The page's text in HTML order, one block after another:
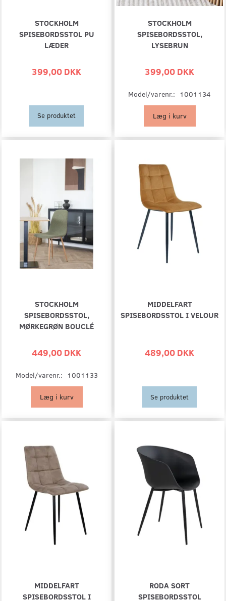
STOCKHOLM
SPISEBORDSSTOL PU
LÆDER
399,00 DKK
Se produktet
STOCKHOLM
SPISEBORDSSTOL,
LYSEBRUN
399,00 DKK
Model/varenr.: 1001134
Læg i kurv
STOCKHOLM
SPISEBORDSSTOL,
MØRKEGRØN BOUCLÉ
449,00 DKK
Model/varenr.: 1001133
Læg i kurv
MIDDELFART
SPISEBORDSSTOL I VELOUR
489,00 DKK
Se produktet
MIDDELFART
SPISEBORDSSTOL I
RODA SORT
SPISEBORDSSTOL